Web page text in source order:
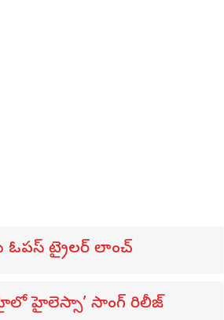
ఓపస్‌ ట్రైలర్ లాంచ్
హైలో హైలెస్సా’ సాంగ్ రిలీజ్